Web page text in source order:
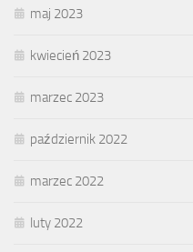
maj 2023
kwiecień 2023
marzec 2023
październik 2022
marzec 2022
luty 2022